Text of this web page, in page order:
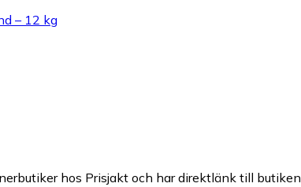
– 12 kg
hos Prisjakt och har direktlänk till butiken.